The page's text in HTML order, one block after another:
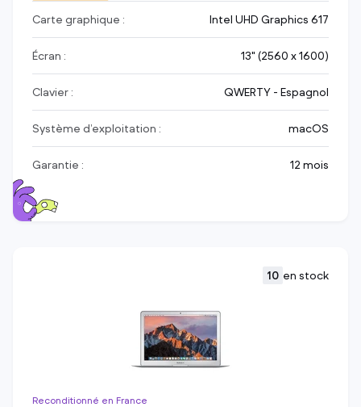
Carte graphique :
Intel UHD Graphics 617
Écran : 13" (2560 x 1600)
Clavier : QWERTY - Espagnol
Système d’exploitation : macOS
Garantie : 12 mois
10 en stock
Reconditionné en France